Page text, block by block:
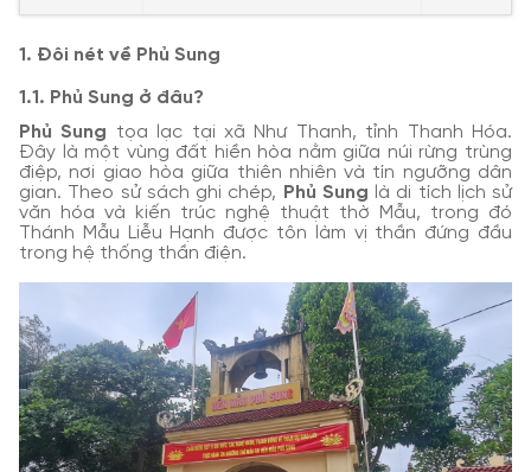
1. Đôi nét về Phủ Sung
1.1. Phủ Sung ở đâu?
Phủ Sung tọa lạc tại xã Như Thanh, tỉnh Thanh Hóa.
Đây là một vùng đất hiền hòa nằm giữa núi rừng trùng
điệp, nơi giao hòa giữa thiên nhiên và tín ngưỡng dân
gian. Theo sử sách ghi chép, Phủ Sung là di tích lịch sử
văn hóa và kiến trúc nghệ thuật thờ Mẫu, trong đó
Thánh Mẫu Liễu Hạnh được tôn làm vị thần đứng đầu
trong hệ thống thần điện.